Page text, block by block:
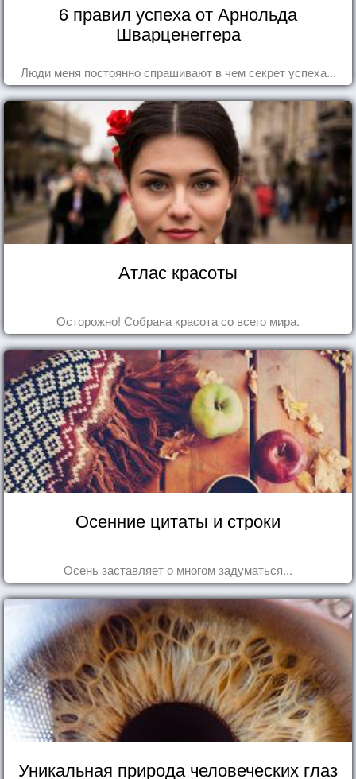
6 правил успеха от Арнольда
Шварценеггера
Люди меня постоянно спрашивают в чем секрет успеха...
Атлас красоты
Осторожно! Собрана красота со всего мира.
Осенние цитаты и строки
Осень заставляет о многом задуматься...
Уникальная природа человеческих глаз